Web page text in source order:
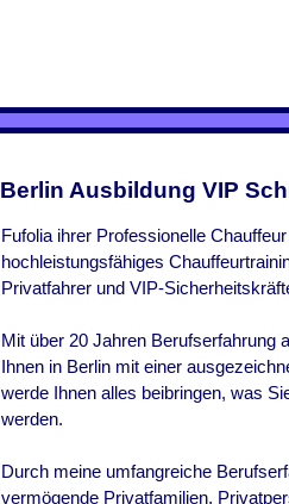
Berlin Ausbildung VIP
Fufolia ihrer Professionelle
hochleistungsfähiges
Privatfahrer und VIP-
Mit über 20 Jahren Berufserfahrung
Ihnen in Berlin mit einer
werde Ihnen alles beibringen, was
werden.
Durch meine umfangreiche
vermögende Privatfamilien,